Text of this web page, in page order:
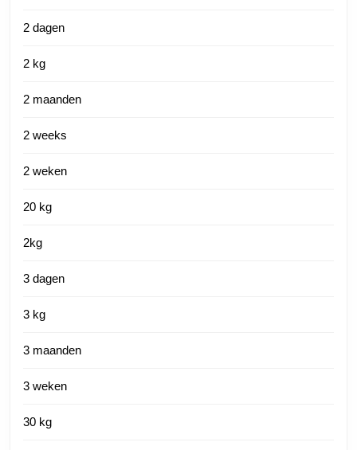
2 dagen
2 kg
2 maanden
2 weeks
2 weken
20 kg
2kg
3 dagen
3 kg
3 maanden
3 weken
30 kg